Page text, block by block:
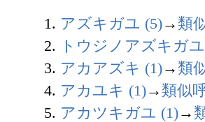
1. アズキガユ (5)→ 類
2.
トウジノアズキガ
3. アカアズキ (1)→ 類
4. アカユキ (1)→ 類似
5. アカツキガユ (1)→